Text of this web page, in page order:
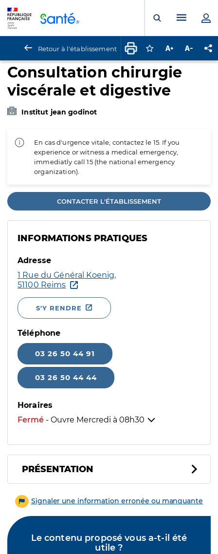
Ouvrir laMenu
Retour à l'établissement Connectez-vous
Augmenter la
Consultation chirurgie
viscérale et digestive
Institut jean godinot
En cas d'urgence vitale, contactez le 15. If you
experience or witness a medical emergency,
immediatly call 15 (the national emergency
organization).
CONTACTER L'ÉTABLISSEMENT
INFORMATIONS PRATIQUES
Adresse
1 Rue du Général Koenig,
51100 Reims
S'Y RENDRE
Téléphone
03 26 50 44 91
03 26 50 44 44
Horaires
Fermé - Ouvre Mercredi à 08h30
PRÉSENTATION
Signaler une information erronée ou manquante
Le contenu proposé vous a-t-il été
utile ?